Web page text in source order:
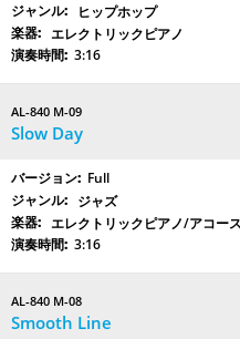
ヒップホップ
エレクトリックピアノ
3:16
AL-840 M-09
Slow Day
Full
ジャズ
エレクトリックピアノ/アコー
3:16
AL-840 M-08
Smooth Line